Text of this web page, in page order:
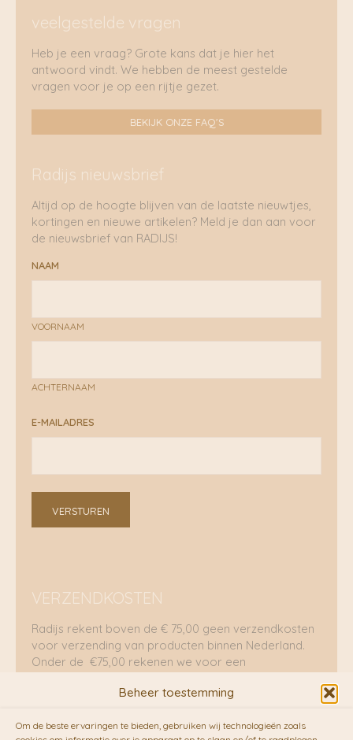
Beheer toestemming
Om de beste ervaringen te bieden, gebruiken wij technologieën zoals
veelgestelde vragen
Heb je een vraag? Grote kans dat je hier het
antwoord vindt. We hebben de meest gestelde
vragen voor je op een rijtje gezet.
BEKIJK ONZE FAQ'S
Radijs nieuwsbrief
Altijd op de hoogte blijven van de laatste nieuwtjes,
kortingen en nieuwe artikelen? Meld je dan aan voor
de nieuwsbrief van RADIJS!
NAAM
VOORNAAM
ACHTERNAAM
E-MAILADRES
VERSTUREN
VERZENDKOSTEN
Radijs rekent boven de € 75,00 geen verzendkosten
voor verzending van producten binnen Nederland.
Onder de €75,00 rekenen we voor een